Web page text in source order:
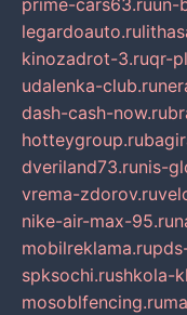
prime-cars63.ruun-
legardoauto.ru
kinozadrot-3.ruqr-
udalenka-club.ru
dash-cash-now.ru
hotteygroup.ru
dveriland73.runis-
vrema-zdorov.ru
nike-air-max-95.ru
mobilreklama.ru
spksochi.rushkola-
mosoblfencing.ru